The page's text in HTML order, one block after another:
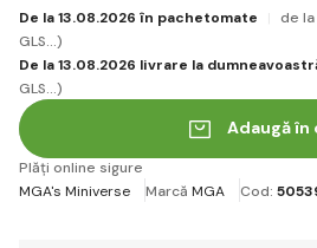
De la 13.08.2026 în pachetomate de la
GLS...)
De la 13.08.2026 livrare la
GLS...)
Adaugă în
Plăți online sigure
MGA's Miniverse
Marcă MGA Cod: